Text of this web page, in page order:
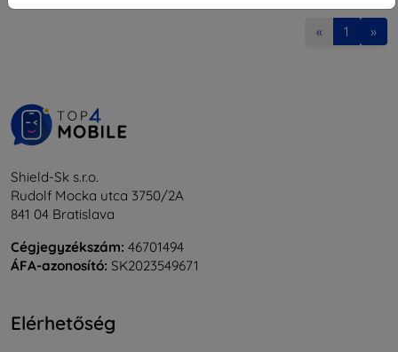
« 1 »
Shield-Sk s.r.o.
Rudolf Mocka utca 3750/2A
841 04 Bratislava
Cégjegyzékszám: 46701494
ÁFA-azonosító: SK2023549671
Elérhetőség